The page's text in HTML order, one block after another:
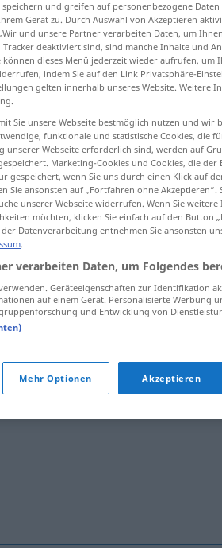
weiter
weiterhinzukommend a.
das Weitere
bis auf Weiteres
und greifen auf personenbezogene
Gerät zu. Durch Auswahl von Akzeptieren
und unsere Partner verarbeiten Daten, um
deaktiviert sind, sind manche Inhalte und
können dieses Menü jederzeit wieder aufrufen, um
indem Sie auf den Link Privatsphäre-
gelten innerhalb unseres Website. Weitere
Sie unsere Webseite bestmöglich nutzen und wir
funktionale und statistische Cookies, die
unserer Webseite erforderlich sind, werden auf
Marketing-Cookies und Cookies, die
gespeichert, wenn Sie uns durch einen Klick auf
Sie ansonsten auf „Fortfahren ohne
unserer Webseite widerrufen. Wenn Sie
möchten, klicken Sie einfach auf den Button
Datenverarbeitung entnehmen Sie ansonsten
.
verarbeiten Daten, um Folgendes
Geräteeigenschaften zur Identifikation
auf einem Gerät. Personalisierte Werbung
und Entwicklung von
Mehr Optionen Akzeptieren